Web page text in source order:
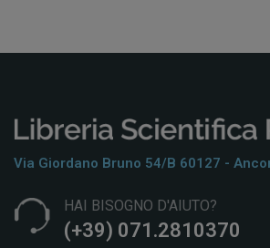
Via Giordano Bruno 54/b 60127 -
HAI BISOGNO D'AIUTO?
(+39) 071.2810370